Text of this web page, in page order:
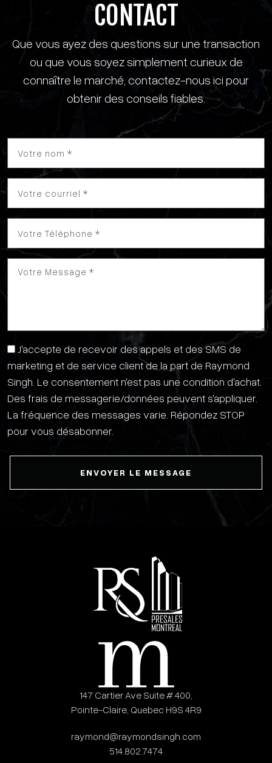
CONTACT
Que vous ayez des questions sur une transaction
ou que vous soyez simplement curieux de
connaître le marché, contactez-nous ici pour
obtenir des conseils fiables.
J'accepte de recevoir des appels et des SMS de
marketing et de service client de la part de Raymond
Singh. Le consentement n'est pas une condition d'achat.
Des frais de messagerie/données peuvent s'appliquer.
La fréquence des messages varie. Répondez STOP
pour vous désabonner.
Politique de confidentialité et
ENVOYER LE MESSAGE
147 Cartier Ave Suite # 400,
Pointe-Claire, Quebec H9S 4R9
raymond@raymondsingh.com
514.802.7474